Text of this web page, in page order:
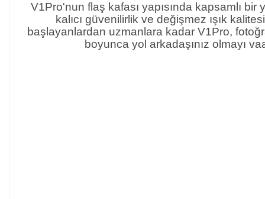
V1Pro'nun flaş kafası yapısında kapsamlı bir
kalıcı güvenilirlik ve değişmez ışık
başlayanlardan uzmanlara kadar V1Pro,
boyunca yol arkadaşınız olmayı